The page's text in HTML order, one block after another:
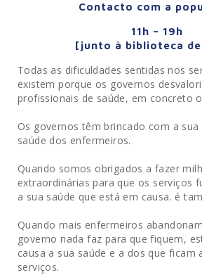
Contacto com a
11h – 19h
[junto à biblioteca
Todas as dificuldades sentidas nos
existem porque os governos
profissionais de saúde, em concreto
Os governos têm brincado com a sua
saúde dos enfermeiros.
Quando somos obrigados a fazer
extraordinárias para que os serviços
a sua saúde que está em causa. é
Quando mais enfermeiros
governo nada faz para que fiquem,
causa a sua saúde e a dos que ficam
serviços.